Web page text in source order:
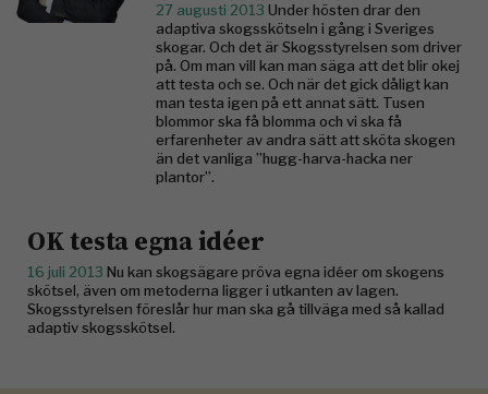
27 augusti 2013 Under hösten drar den
adaptiva skogsskötseln i gång i Sveriges
skogar. Och det är Skogsstyrelsen som driver
på. Om man vill kan man säga att det blir okej
att testa och se. Och när det gick dåligt kan
man testa igen på ett annat sätt. Tusen
blommor ska få blomma och vi ska få
erfarenheter av andra sätt att sköta skogen
än det vanliga ”hugg-harva-hacka ner
plantor”.
OK testa egna idéer
16 juli 2013 Nu kan skogsägare pröva egna idéer om skogens
skötsel, även om metoderna ligger i utkanten av lagen.
Skogsstyrelsen föreslår hur man ska gå tillväga med så kallad
adaptiv skogsskötsel.